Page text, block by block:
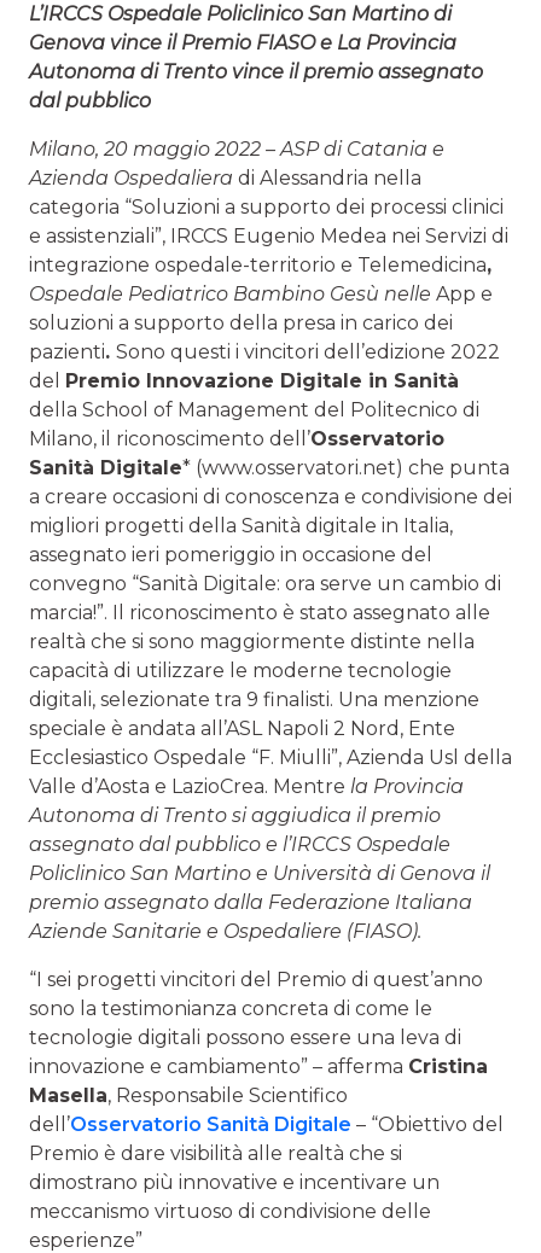
L’IRCCS Ospedale Policlinico San Martino di
Genova vince il Premio FIASO e La Provincia
Autonoma di Trento vince il premio assegnato
dal pubblico
Milano, 20 maggio 2022 – ASP di Catania e
Azienda Ospedaliera di Alessandria nella
categoria “Soluzioni a supporto dei processi clinici
e assistenziali”, IRCCS Eugenio Medea nei Servizi di
integrazione ospedale-territorio e Telemedicina,
Ospedale Pediatrico Bambino Gesù nelle App e
soluzioni a supporto della presa in carico dei
pazienti. Sono questi i vincitori dell’edizione 2022
del Premio Innovazione Digitale in Sanità
della School of Management del Politecnico di
Milano, il riconoscimento dell’Osservatorio
Sanità Digitale* (www.osservatori.net) che punta
a creare occasioni di conoscenza e condivisione dei
migliori progetti della Sanità digitale in Italia,
assegnato ieri pomeriggio in occasione del
convegno “Sanità Digitale: ora serve un cambio di
marcia!”. Il riconoscimento è stato assegnato alle
realtà che si sono maggiormente distinte nella
capacità di utilizzare le moderne tecnologie
digitali, selezionate tra 9 finalisti. Una menzione
speciale è andata all’ASL Napoli 2 Nord, Ente
Ecclesiastico Ospedale “F. Miulli”, Azienda Usl della
Valle d’Aosta e LazioCrea. Mentre la Provincia
Autonoma di Trento si aggiudica il premio
assegnato dal pubblico e l’IRCCS Ospedale
Policlinico San Martino e Università di Genova il
premio assegnato dalla Federazione Italiana
Aziende Sanitarie e Ospedaliere (FIASO).
“I sei progetti vincitori del Premio di quest’anno
sono la testimonianza concreta di come le
tecnologie digitali possono essere una leva di
innovazione e cambiamento” – afferma Cristina
Masella, Responsabile Scientifico
dell’Osservatorio Sanità Digitale – “Obiettivo del
Premio è dare visibilità alle realtà che si
dimostrano più innovative e incentivare un
meccanismo virtuoso di condivisione delle
esperienze”